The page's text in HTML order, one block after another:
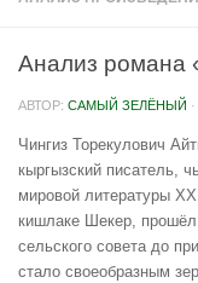
Анализ романа
АВТОР: САМЫЙ ЗЕЛЁНЫЙ ·
Чингиз Торекулович
кыргызский писатель,
мировой литературы
кишлаке Шекер, прошёл
сельского совета до
стало своеобразным